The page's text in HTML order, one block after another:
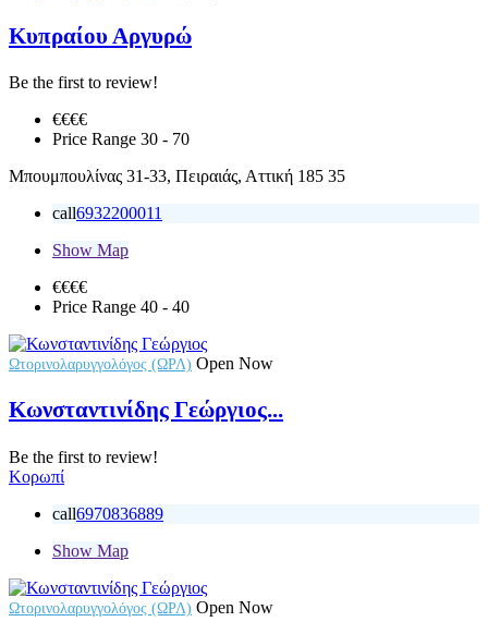
Κυπραίου Αργυρώ
Be the first to review!
€€€€
Price Range 30 - 70
Μπουμπουλίνας 31-33, Πειραιάς, Αττική 185 35
call6932200011
Show Map
€€€€
Price Range 40 - 40
Ωτορινολαρυγγολόγος (ΩΡΛ) Open Now
Κωνσταντινίδης Γεώργιος...
Be the first to review!
Κορωπί
call6970836889
Show Map
Ωτορινολαρυγγολόγος (ΩΡΛ) Open Now